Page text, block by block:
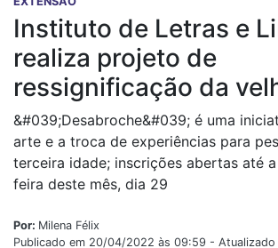
Instituto de Letras e
realiza projeto de
ressignificação da
&#039;Desabroche&#039; é uma
arte e a troca de experiências para
terceira idade; inscrições abertas até
feira deste mês, dia 29
Por: Milena Félix
Publicado em 20/04/2022 às 09:59 -